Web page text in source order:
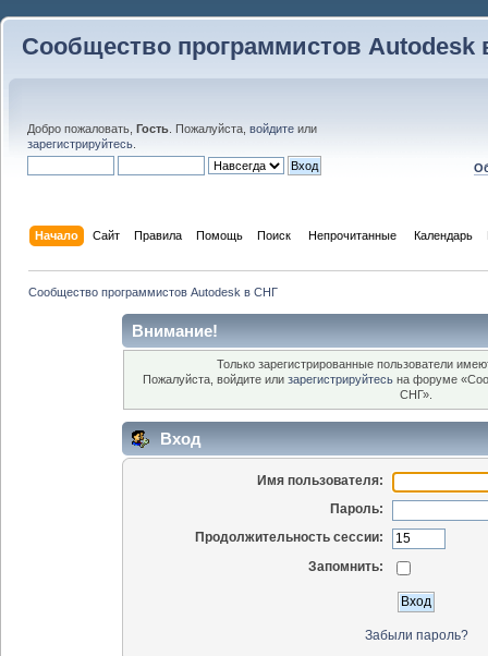
Сообщество программистов Autodesk
Добро пожаловать, Гость . Пожалуйста, войдите или
зарегистрируйтесь
Начало Сайт Правила Помощь Поиск Непрочитанные Календарь
Сообщество программистов Autodesk в СНГ
Внимание!
Только зарегистрированные пользователи
Пожалуйста, войдите или зарегистрируйтесь на форуме
СНГ».
Вход
Имя пользователя:
Пароль:
Продолжительность сессии:
Запомнить:
Забыли пароль?